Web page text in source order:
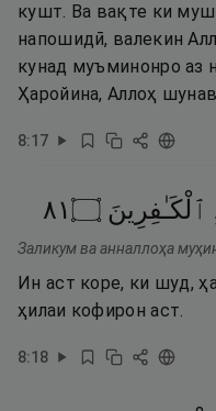
кушт. Ва вақте ки
напошидӣ, валекин
кунад муъминонро аз
Ҳаройина, Аллоҳ
8:17
ٱلْكَـٰفِرِينَ ۝١٨
Заликум ва анналлоҳа
Ин аст коре, ки шуд,
ҳилаи кофирон аст.
8:18